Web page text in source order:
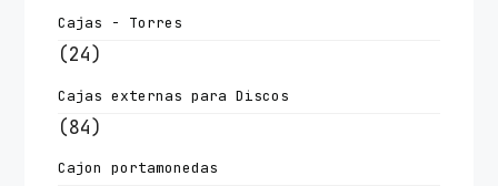
Cajas - Torres
(24)
Cajas externas para Discos
(84)
Cajon portamonedas